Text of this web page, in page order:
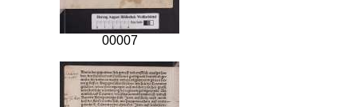
00007